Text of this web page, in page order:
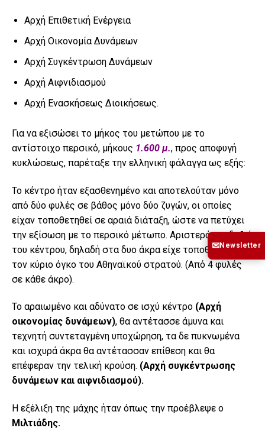
Αρχή Επιθετική Ενέργεια
Αρχή Οικονομία Δυνάμεων
Αρχή Συγκέντρωση Δυνάμεων
Αρχή Αιφνιδιασμού
Αρχή Ενασκήσεως Διοικήσεως.
Για να εξισώσει το μήκος του μετώπου με το
αντίστοιχο περσικό, μήκους 1.600 μ., προς αποφυγή
κυκλώσεως, παρέταξε την ελληνική φάλαγγα ως εξής:
Το κέντρο ήταν εξασθενημένο και αποτελούταν μόνο
από δύο φυλές σε βάθος μόνο δύο ζυγών, οι οποίες
είχαν τοποθετηθεί σε αραιά διάταξη, ώστε να πετύχει
την εξίσωση με το περσικό μέτωπο. Αριστερά και δεξιά
του κέντρου, δηλαδή στα δυο άκρα είχε τοποθετήσει
τον κύριο όγκο του Αθηναϊκού στρατού. (Από 4 φυλές
σε κάθε άκρο).
Το αραιωμένο και αδύνατο σε ισχύ κέντρο (Αρχή
οικονομίας δυνάμεων), θα αντέτασσε άμυνα και
τεχνητή συντεταγμένη υποχώρηση, τα δε πυκνωμένα
και ισχυρά άκρα θα αντέτασσαν επίθεση και θα
επέφεραν την τελική κρούση. (Αρχή συγκέντρωσης
δυνάμεων και αιφνιδιασμού).
Η εξέλιξη της μάχης ήταν όπως την προέβλεψε ο
Μιλτιάδης.
✉Newsletter